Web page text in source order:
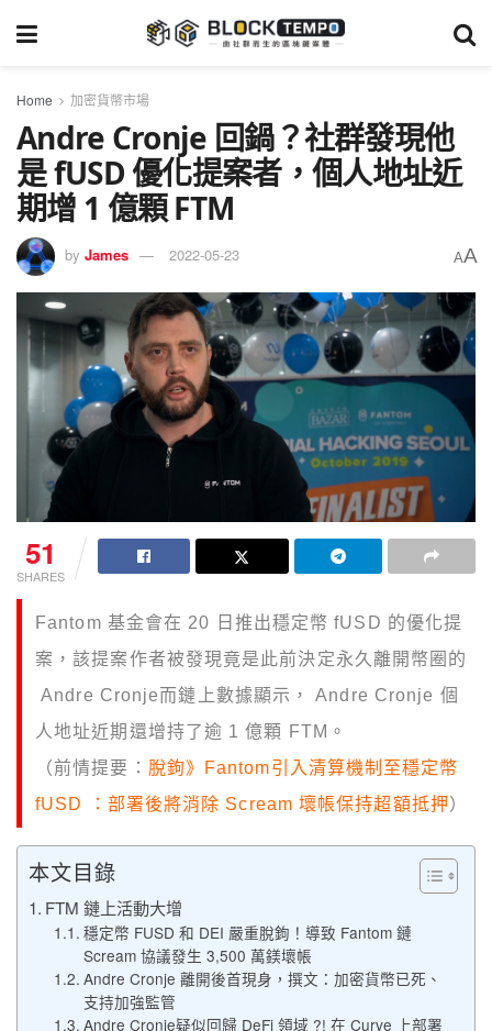
Home 加密貨幣市場
Andre Cronje 回鍋？社群發現他
是 fUSD 優化提案者，個人地址近
期增 1 億顆 FTM
by James 2022-05-23 AA
51
SHARES
Fantom 基金會在 20 日推出穩定幣 fUSD 的優化提
案，該提案作者被發現竟是此前決定永久離開幣圈的
Andre Cronje而鏈上數據顯示， Andre Cronje 個
人地址近期還增持了逾 1 億顆 FTM。
（前情提要： 脫鉤》Fantom引入清算機制至穩定幣
fUSD ：部署後將消除 Scream 壞帳保持超額抵押）
本文目錄
FTM 鏈上活動大增
穩定幣 FUSD 和 DEI 嚴重脫鉤！導致 Fantom 鏈
Scream 協議發生 3,500 萬鎂壞帳
Andre Cronje 離開後首現身，撰文：加密貨幣已死、
支持加強監管
Andre Cronje疑似回歸 DeFi 領域 ?! 在 Curve 上部署